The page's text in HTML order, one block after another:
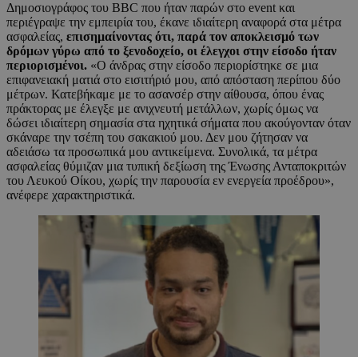
Δημοσιογράφος του BBC που ήταν παρών στο event και
περιέγραψε την εμπειρία του, έκανε ιδιαίτερη αναφορά στα μέτρα
ασφαλείας, επισημαίνοντας ότι, παρά τον αποκλεισμό των
δρόμων γύρω από το ξενοδοχείο, οι έλεγχοι στην είσοδο ήταν
περιορισμένοι. «Ο άνδρας στην είσοδο περιορίστηκε σε μια
επιφανειακή ματιά στο εισιτήριό μου, από απόσταση περίπου δύο
μέτρων. Κατεβήκαμε με το ασανσέρ στην αίθουσα, όπου ένας
πράκτορας με έλεγξε με ανιχνευτή μετάλλων, χωρίς όμως να
δώσει ιδιαίτερη σημασία στα ηχητικά σήματα που ακούγονταν όταν
σκάναρε την τσέπη του σακακιού μου. Δεν μου ζήτησαν να
αδειάσω τα προσωπικά μου αντικείμενα. Συνολικά, τα μέτρα
ασφαλείας θύμιζαν μια τυπική δεξίωση της Ένωσης Ανταποκριτών
του Λευκού Οίκου, χωρίς την παρουσία εν ενεργεία προέδρου»,
ανέφερε χαρακτηριστικά.